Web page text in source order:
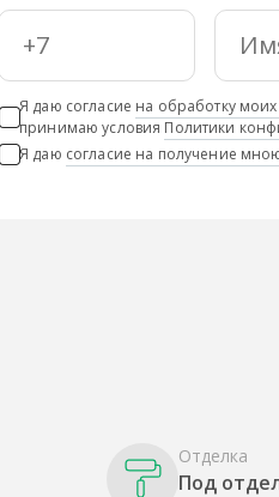
Я даю согласие на обработку
принимаю условия Политики
Я даю согласие на получение
Отделка
Под